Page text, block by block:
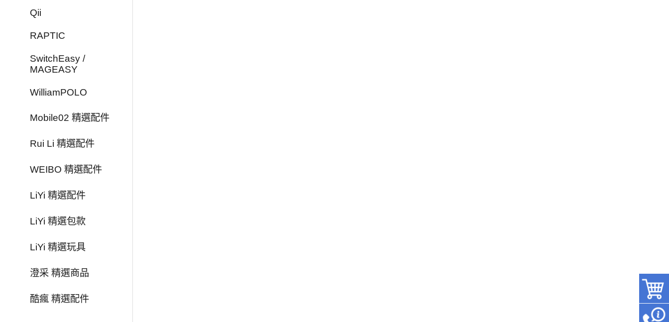
Qii
RAPTIC
SwitchEasy /
MAGEASY
WilliamPOLO
Mobile02 精選配件
Rui Li 精選配件
WEIBO 精選配件
LiYi 精選配件
LiYi 精選包款
LiYi 精選玩具
澄采 精選商品
酷瘋 精選配件